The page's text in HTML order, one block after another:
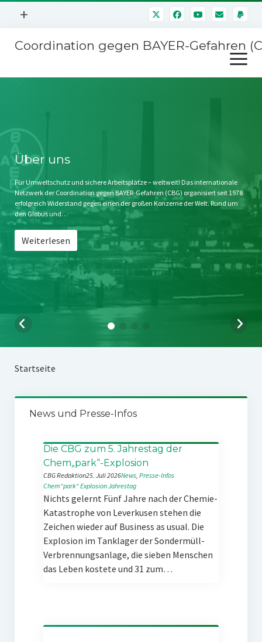
Menü
+
Mitmachen
Kontakt
Impressum
Störfälle
Coordination gegen BAYER-Gefahren
Menü
öffnen
Stichwort BAYER
Jahrestagung
SPENDEN
Über uns
Für Umweltschutz und sichere Arbeitsplätze – weltweit! Das internationale
Netzwerk der Coordination gegen BAYER-Gefahren (CBG) organisiert seit 1978
erfolgreich Widerstand gegen einen der großen Konzerne der Welt. Rund um
den Globus und…
Weiterlesen
Startseite
News und Presse-Infos
Die CBG zum 5. Jahrestag der
Chem„park“-Explosion
CBG Redaktion25. Juli 2026News, Presse-Infos
Chem“park“ExplosionJahrestag
Nichts gelernt Fünf Jahre nach der Chemie-
Katastrophe von Leverkusen stehen die
Zeichen wieder auf Business as usual. Die
Explosion im Tanklager der Sondermüll-
Verbrennungsanlage, die sieben Menschen
das Leben kostete und 31 zum…